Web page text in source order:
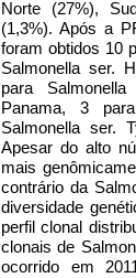
Norte (27%),
(1,3%). Após a
foram obtidos 10
Salmonella ser.
para
Panama, 3
Salmonella ser.
Apesar do alto
mais
contrário da
diversidade
perfil clonal
clonais de
ocorrido em